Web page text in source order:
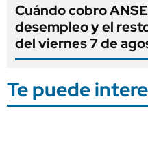
Cuándo cobro
desempleo y el
del viernes 7 de
Te puede